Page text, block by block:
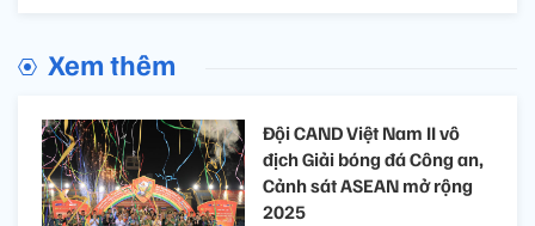
Xem thêm
Đội CAND Việt Nam II vô
địch Giải bóng đá Công an,
Cảnh sát ASEAN mở rộng
2025